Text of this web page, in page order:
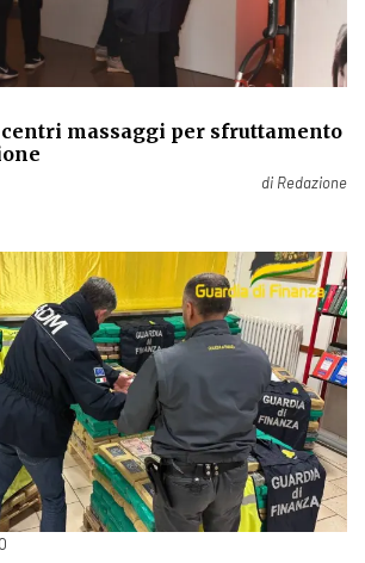
massaggi per sfruttamento
di Redazione